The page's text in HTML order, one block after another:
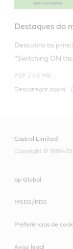
Destaques do
Descubra os
“Switching ON
PDF / 5.5 MB
Descarregar agora
Castrol Limited
Copyright © 1999-
bp Global
MSDS/PDS
Preferências de
Aviso legal